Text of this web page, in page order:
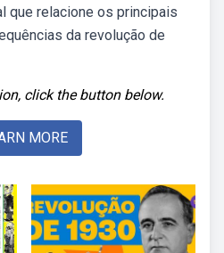
que relacione os principais
da revolução de
click the button below.
MORE